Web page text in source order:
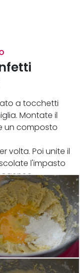
a tocchetti
Montate il
un composto
volta. Poi unite il
l'impasto